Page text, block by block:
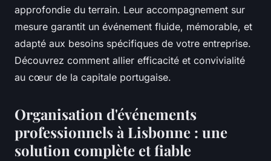
approfondie du terrain. Leur accompagnement sur
mesure garantit un événement fluide, mémorable, et
adapté aux besoins spécifiques de votre entreprise.
Découvrez comment allier efficacité et convivialité
au cœur de la capitale portugaise.
Organisation d'événements
professionnels à Lisbonne : une
solution complète et fiable